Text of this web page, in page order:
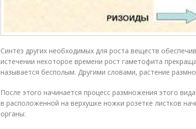
Синтез других необходимых для роста веществ
истечении некоторое времени рост гаметофита
называется бесполым. Другими словами, растение
После этого начинается процесс размножения этого
в расположенной на верхушке ножки розетке листков
органы: